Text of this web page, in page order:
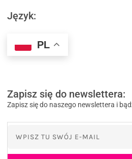
Język:
PL
Zapisz się do newslettera:
Zapisz się do naszego newslettera i